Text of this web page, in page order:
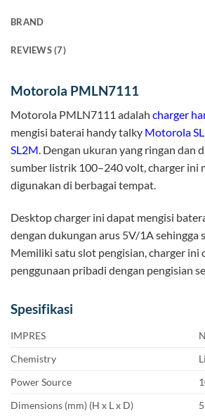
BRAND
REVIEWS (7)
Motorola PMLN7111
Motorola PMLN7111 adalah charger
mengisi baterai handy talky Motorola
SL2M. Dengan ukuran yang ringan dan
sumber listrik 100–240 volt, charger ini
digunakan di berbagai tempat.
Desktop charger ini dapat mengisi
dengan dukungan arus 5V/1A sehingga
Memiliki satu slot pengisian, charger ini
penggunaan pribadi dengan pengisian
Spesifikasi
IMPRES
Chemistry
Power Source
Dimensions (mm) (H x L x D)